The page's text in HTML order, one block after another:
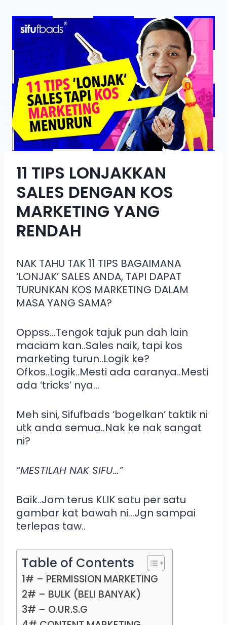
11 TIPS LONJAKKAN
SALES DENGAN KOS
MARKETING YANG
RENDAH
NAK TAHU TAK 11 TIPS BAGAIMANA
‘LONJAK’ SALES ANDA, TAPI DAPAT
TURUNKAN KOS MARKETING DALAM
MASA YANG SAMA?
Oppss…Tengok tajuk pun dah lain
maciam kan..Sales naik, tapi kos
marketing turun..Logik ke?
Ofkos..Logik..Mesti ada caranya..Mesti
ada ‘tricks’ nya…
Meh sini, Sifufbads ‘bogelkan’ taktik ni
utk anda semua..Nak ke nak sangat
ni?
“MESTILAH NAK SIFU…”
Baik..Jom terus KLIK satu per satu
gambar kat bawah ni…Jgn sampai
terlepas taw..
Table of Contents
1# – PERMISSION MARKETING
2# – BULK (BELI BANYAK)
3# – O.UR.S.G